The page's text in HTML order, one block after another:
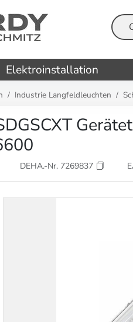
Elektroinstallation
Industrie Langfeldleuchten
DEHA.-Nr. 7269837